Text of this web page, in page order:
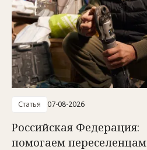
Статья 07-08-2026
Российская Федерация:
помогаем переселенцам